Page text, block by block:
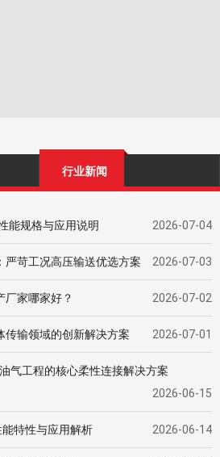
行业新闻
能规格与应用说明 2026-07-04
严苛工况高压输送优选方案 2026-07-03
厂家哪家好？ 2026-07-02
传输领域的创新解决方案 2026-07-01
气工程的核心柔性连接解决方案
2026-06-15
特性与应用解析 2026-06-14